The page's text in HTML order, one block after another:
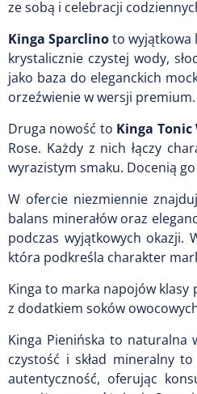
ze sobą i celebracji
Kinga Sparclinoto wyjątkowa
krystalicznie czystej wody,
jako baza do eleganckich
orzeźwienie w wersji premium.
Druga nowość to Kinga Tonic
Rose. Każdy z nich łączy
wyrazistym smaku. Docenią
W ofercie niezmiennie
balans minerałów oraz
podczas wyjątkowych okazji.
która podkreśla charakter
Kinga to marka napojów
z dodatkiem soków
Kinga Pienińska to naturalna
czystość i skład mineralny
autentyczność, oferując